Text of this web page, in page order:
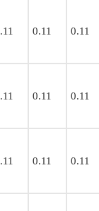
0.11 0.11
0.11 0.11
0.11 0.11